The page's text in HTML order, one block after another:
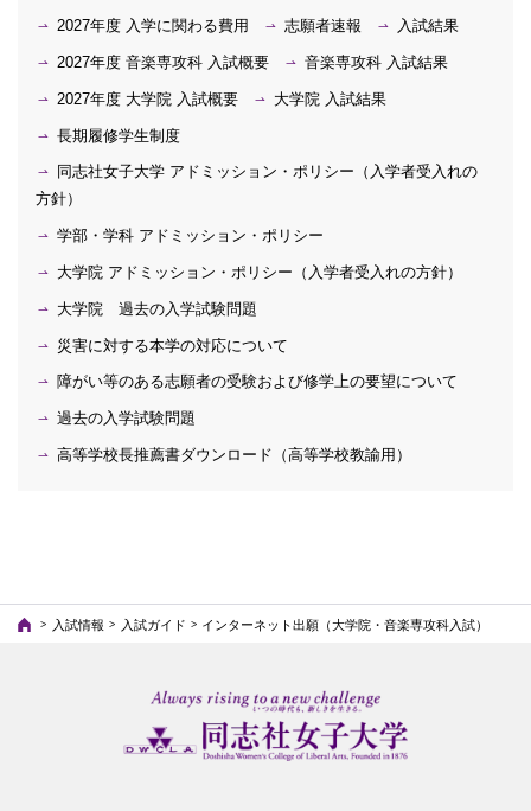
2027年度 入学に関わる費用 志願者速報 入試結果
2027年度 音楽専攻科 入試概要 音楽専攻科 入試結果
2027年度 大学院 入試概要 大学院 入試結果
長期履修学生制度
同志社女子大学 アドミッション・ポリシー（入学者受入れの
方針）
学部・学科 アドミッション・ポリシー
大学院 アドミッション・ポリシー（入学者受入れの方針）
大学院 過去の入学試験問題
災害に対する本学の対応について
障がい等のある志願者の受験および修学上の要望について
過去の入学試験問題
高等学校長推薦書ダウンロード（高等学校教諭用）
入試情報 入試ガイド インターネット出願（大学院・音楽専攻科入試）